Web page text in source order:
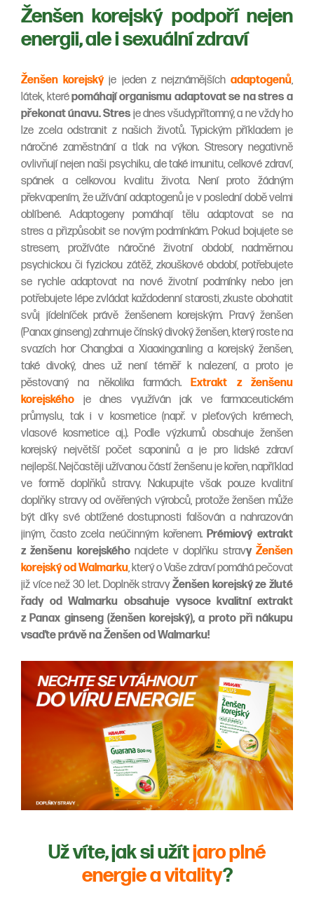
Ženšen korejský podpoří nejen
energii, ale i sexuální zdraví
Ženšen korejský je jeden z nejznámějšíchadaptogenů,
látek, kterépomáhají organismu adaptovat se na stres a
překonat únavu. Stres je dnes všudypřítomný, a ne vždy ho
lze zcela odstranit z našich životů. Typickým příkladem je
náročné zaměstnání a tlak na výkon. Stresory negativně
ovlivňují nejen naši psychiku, ale také imunitu, celkové zdraví,
spánek a celkovou kvalitu života. Není proto žádným
překvapením, že užívání adaptogenů je v poslední době velmi
oblíbené. Adaptogeny pomáhají tělu adaptovat se na
stres a přizpůsobit se novým podmínkám. Pokud bojujete se
stresem, prožíváte náročné životní období, nadměrnou
psychickou či fyzickou zátěž, zkouškové období, potřebujete
se rychle adaptovat na nové životní podmínky nebo jen
potřebujete lépe zvládat každodenní starosti, zkuste obohatit
svůj jídelníček právě ženšenem korejským. Pravý ženšen
(Panax ginseng) zahrnuje čínský divoký ženšen, který roste na
svazích hor Changbai a Xiaoxinganling a korejský ženšen,
také divoký, dnes už není téměř k nalezení, a proto je
pěstovaný na několika farmách. Extrakt z ženšenu
korejského je dnes využíván jak ve farmaceutickém
průmyslu, tak i v kosmetice (např. v pleťových krémech,
vlasové kosmetice aj.). Podle výzkumů obsahuje ženšen
korejský největší počet saponinů a je pro lidské zdraví
nejlepší. Nejčastěji užívanou částí ženšenu je kořen, například
ve formě doplňků stravy. Nakupujte však pouze kvalitní
doplňky stravy od ověřených výrobců, protože ženšen může
být díky své obtížené dostupnosti falšován a nahrazován
jiným, často zcela neúčinným kořenem. Prémiový extrakt
z ženšenu korejskéhonajdete v doplňku stravyŽenšen
korejský od Walmarku, který o Vaše zdraví pomáhá pečovat
již více než 30 let. Doplněk stravyŽenšen korejský ze žluté
řady od Walmarku obsahuje vysoce kvalitní extrakt
z Panax ginseng (ženšen korejský), a proto při nákupu
vsaďte právě na Ženšen od Walmarku!
Už víte, jak si užítjaro plné
energie a vitality?